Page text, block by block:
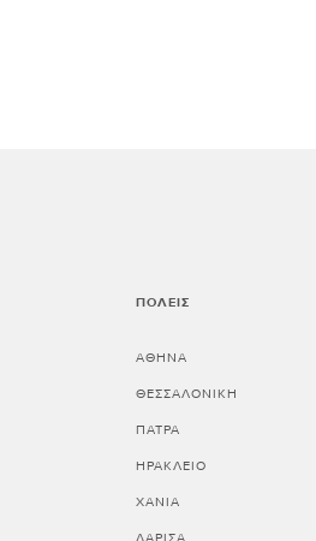
ΠΌΛΕΙΣ
ΑΘΗΝΑ
ΘΕΣΣΑΛΟΝΙΚΗ
ΠΑΤΡΑ
ΗΡΑΚΛΕΙΟ
ΧΑΝΙΑ
ΛΑΡΙΣΑ